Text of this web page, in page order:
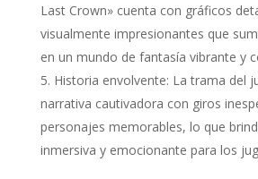
Last Crown» cuenta con gráficos
visualmente impresionantes que
en un mundo de fantasía vibrante y
Historia envolvente: La trama del
narrativa cautivadora con giros
personajes memorables, lo que
inmersiva y emocionante para los